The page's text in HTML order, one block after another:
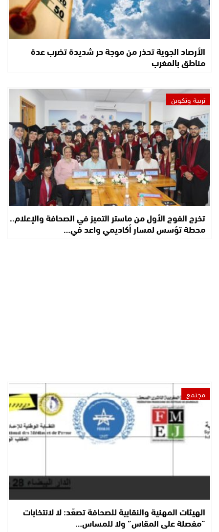
الأرصاد الجوية تحذر من موجة حر شديدة تضرب عدة
مناطق بالمغرب
تربية وتكوين
تخرج الفوج الأول من ماستر التميز في الصحافة والإعلام..
محطة تؤسس لمسار أكاديمي واعد في…
مجتمع
الهيئات المهنية والنقابية للصحافة تصعّد: لا لانتخابات
“مفصلة على المقاس” ولا للمساس…